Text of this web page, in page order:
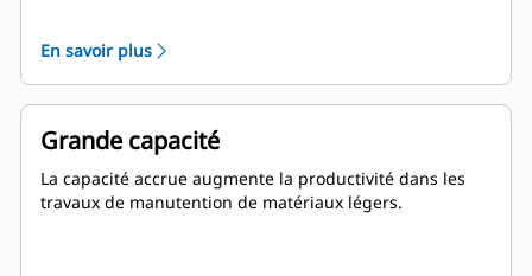
généralement des forces d'arrachage modérées à
faibles. Le facteur de remplissage pour les godets de la
série Performance permet d'obtenir une capacité
jusqu'à 115 % supérieure que celle spécifiée.
En savoir plus
Grande capacité
La capacité accrue augmente la productivité dans les
travaux de manutention de matériaux légers.